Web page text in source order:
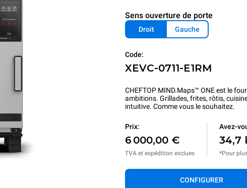
Sens ouverture de porte
Droit Gauche
Code:
XEVC-0711-E1RM
CHEFTOP MIND.Maps™ ONE est le
ambitions. Grillades, frites, rôtis,
intuitive. Comme vous le souhaitez.
Prix:
6 000,00 €
TVA et expédition exclues
Avez-
34,7
*Pour
CONFIGURER